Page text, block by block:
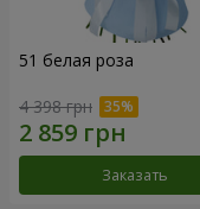
51 белая роза
4 398 грн
Заказать